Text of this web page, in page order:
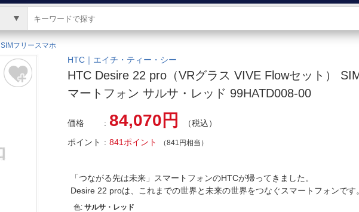
商品をさがす
ランキングからさがす
カテゴリ一覧からさがす
お客様サポート
よくある質問・お問合せ
SIMフリースマホ
HTC｜エイチ・ティー・シー
HTC Desire 22 pro（VRグラス VIVE Flowセット）
マートフォン サルサ・レッド 99HATD008-00
価格 84,070円
（税込）
ポイント
841ポイント （841円相当）
「つながる先は未来」スマートフォンのHTCが帰ってきました。
Desire 22 proは、これまでの世界と未来の世界をつなぐスマートフォン
色:サルサ・レッド